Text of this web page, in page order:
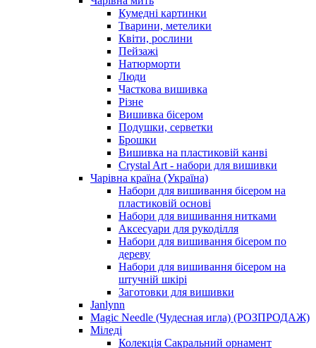
Кумедні картинки
Тварини, метелики
Квіти, рослини
Пейзажі
Натюрморти
Люди
Часткова вишивка
Різне
Вишивка бісером
Подушки, серветки
Брошки
Вишивка на пластиковій канві
Crystal Art - набори для вишивки
Чарівна країна (Україна)
Набори для вишивання бісером на
пластиковій основі
Набори для вишивання нитками
Аксесуари для рукоділля
Набори для вишивання бісером по
дереву
Набори для вишивання бісером на
штучній шкірі
Заготовки для вишивки
Janlynn
Magic Needle (Чудесная игла) (РОЗПРОДАЖ)
Міледі
Колекція Сакральний орнамент